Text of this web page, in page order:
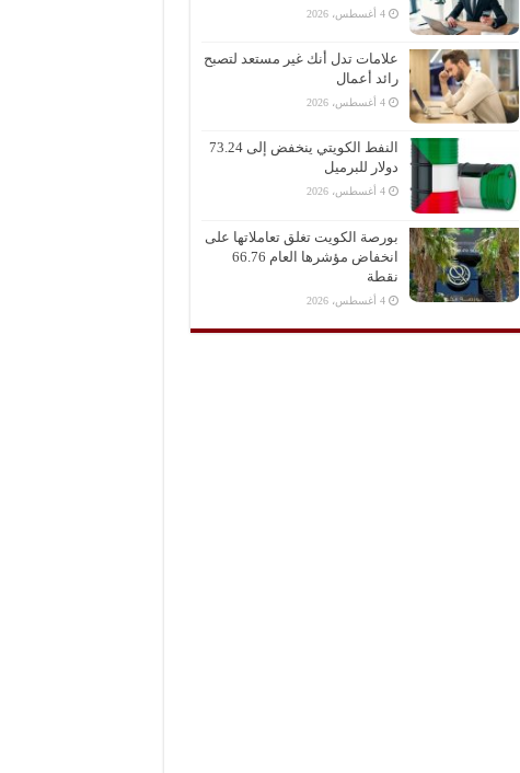
4 أغسطس، 2026
علامات تدل أنك غير مستعد لتصبح
رائد أعمال
4 أغسطس، 2026
النفط الكويتي ينخفض إلى 73.24
دولار للبرميل
4 أغسطس، 2026
بورصة الكويت تغلق تعاملاتها على
انخفاض مؤشرها العام 66.76
نقطة
4 أغسطس، 2026